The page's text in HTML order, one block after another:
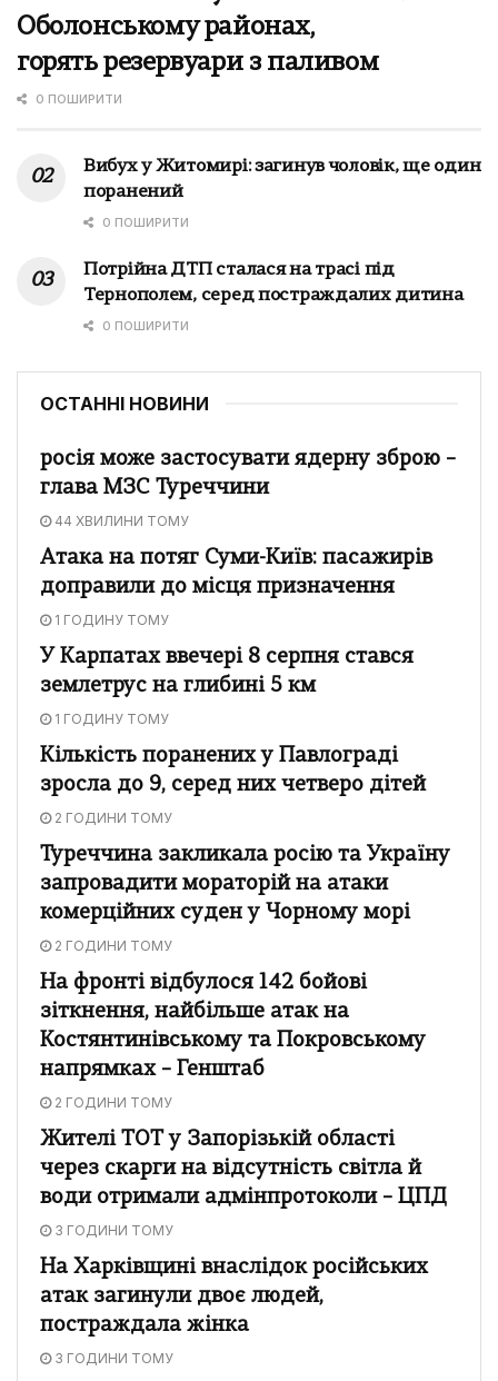
Оболонському районах,
горять резервуари з паливом
0 ПОШИРИТИ
Вибух у Житомирі: загинув чоловік, ще один
поранений
0 ПОШИРИТИ
Потрійна ДТП сталася на трасі під
Тернополем, серед постраждалих дитина
0 ПОШИРИТИ
ОСТАННІ НОВИНИ
росія може застосувати ядерну зброю –
глава МЗС Туреччини
44 ХВИЛИНИ ТОМУ
Атака на потяг Суми-Київ: пасажирів
доправили до місця призначення
1 ГОДИНУ ТОМУ
У Карпатах ввечері 8 серпня стався
землетрус на глибині 5 км
1 ГОДИНУ ТОМУ
Кількість поранених у Павлограді
зросла до 9, серед них четверо дітей
2 ГОДИНИ ТОМУ
Туреччина закликала росію та Україну
запровадити мораторій на атаки
комерційних суден у Чорному морі
2 ГОДИНИ ТОМУ
На фронті відбулося 142 бойові
зіткнення, найбільше атак на
Костянтинівському та Покровському
напрямках – Генштаб
2 ГОДИНИ ТОМУ
Жителі ТОТ у Запорізькій області
через скарги на відсутність світла й
води отримали адмінпротоколи – ЦПД
3 ГОДИНИ ТОМУ
На Харківщині внаслідок російських
атак загинули двоє людей,
постраждала жінка
3 ГОДИНИ ТОМУ